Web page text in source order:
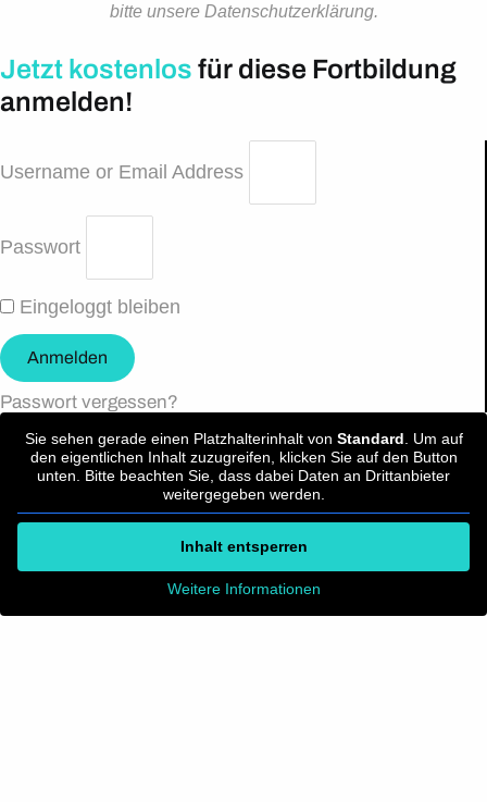
bitte unsere Datenschutzerklärung.
Jetzt kostenlos für diese Fortbildung
anmelden!
Username or Email Address
Passwort
Eingeloggt bleiben
Anmelden
Passwort vergessen?
Sie sehen gerade einen Platzhalterinhalt von Standard . Um auf
den eigentlichen Inhalt zuzugreifen, klicken Sie auf den Button
unten. Bitte beachten Sie, dass dabei Daten an Drittanbieter
weitergegeben werden.
Inhalt entsperren
Weitere Informationen